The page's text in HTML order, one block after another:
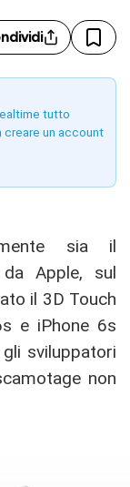
tutto
creare un account
sia il
Apple, sul
il 3D Touch
e iPhone 6s
sviluppatori
non